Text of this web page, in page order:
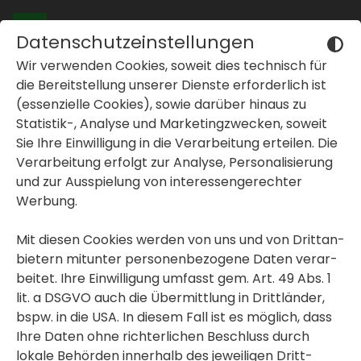
Datenschutzeinstellungen
Wir verwenden Cookies, soweit dies tech­nisch für
die Bereit­stel­lung unserer Dienste erfor­der­lich ist
(essen­zi­elle Cookies), sowie darüber hinaus zu
Statistik-, Analyse und Marke­ting­zwe­cken, soweit
Sie Ihre Einwil­li­gung in die Verar­bei­tung erteilen. Die
Verar­bei­tung erfolgt zur Analyse, Perso­na­li­sie­rung
und zur Ausspie­lung von inter­es­sen­ge­rechter
Werbung.
Mit diesen Cookies werden von uns und von Dritt­an­
bie­tern mitunter perso­nen­be­zo­gene Daten verar­
beitet. Ihre Einwil­li­gung umfasst gem. Art. 49 Abs. 1
lit. a DSGVO auch die Übermitt­lung in Dritt­länder,
bspw. in die USA. In diesem Fall ist es möglich, dass
Ihre Daten ohne rich­ter­li­chen Beschluss durch
lokale Behörden inner­halb des jewei­ligen Dritt­
oder ausblenden
oder ausblenden
"einWAND­frei":
Zwölf Jugend­liche
verwan­deln
Lendkai-Mauer in
Kunst­werk